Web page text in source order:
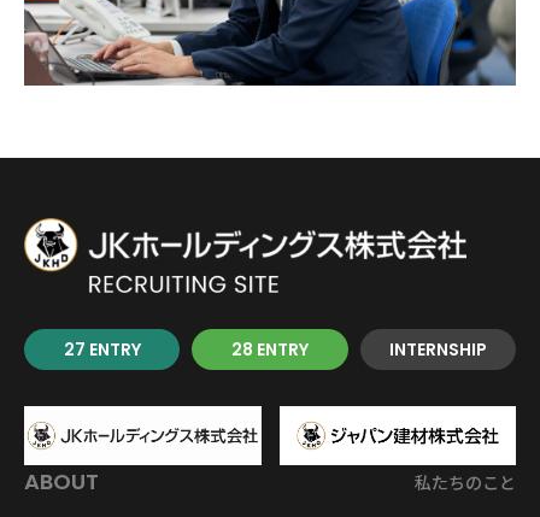
27 ENTRY 28 ENTRY INTERNSHIP
ABOUT
私たちのこと